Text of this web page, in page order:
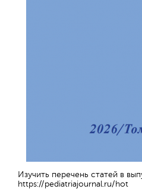
Изучить перечень статей в
https://pediatriajournal.ru/hot